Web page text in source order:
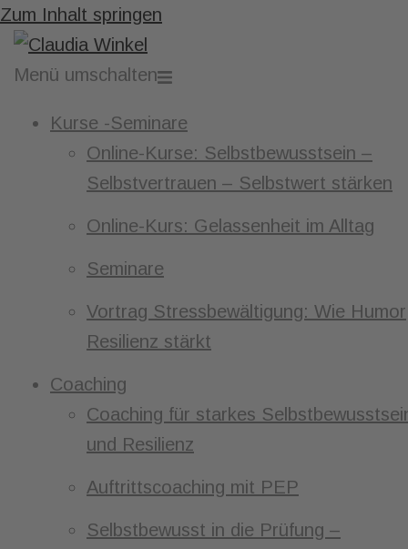
Zum Inhalt springen
Menü umschalten
Kurse -Seminare
Online-Kurse: Selbstbewusstsein –
Selbstvertrauen – Selbstwert stärken
Online-Kurs: Gelassenheit im Alltag
Seminare
Vortrag Stressbewältigung: Wie Humor
Resilienz stärkt
Coaching
Coaching für starkes
und Resilienz
Auftrittscoaching mit PEP
Selbstbewusst in die Prüfung –